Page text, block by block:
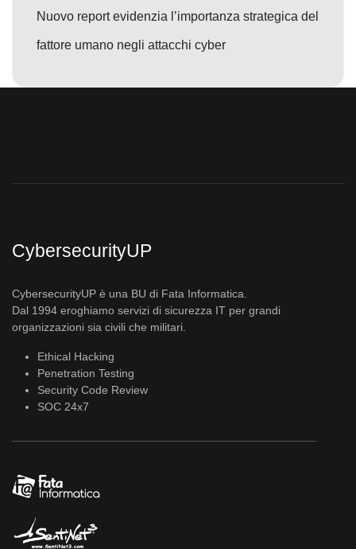
Nuovo report evidenzia l’importanza strategica del
fattore umano negli attacchi cyber
CybersecurityUP
CybersecurityUP è una BU di Fata Informatica.
Dal 1994 eroghiamo servizi di sicurezza IT per grandi
organizzazioni sia civili che militari.
Ethical Hacking
Penetration Testing
Security Code Review
SOC 24x7